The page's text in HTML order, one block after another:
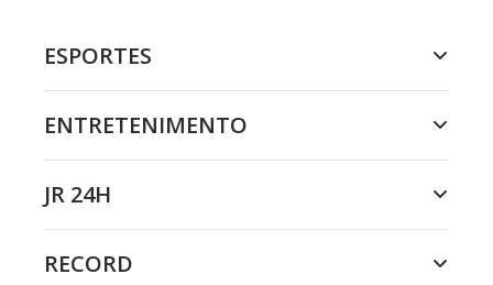
ESPORTES
ENTRETENIMENTO
JR 24H
RECORD